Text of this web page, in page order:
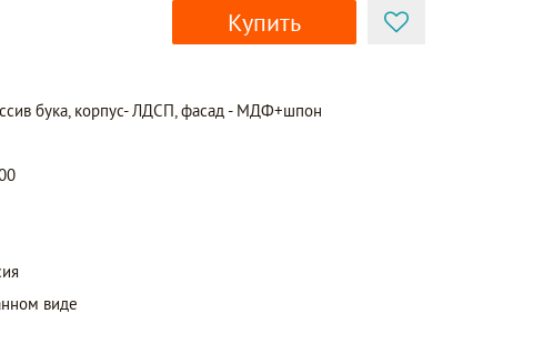
Купить
бука, корпус- ЛДСП, фасад - МДФ+шпон
виде